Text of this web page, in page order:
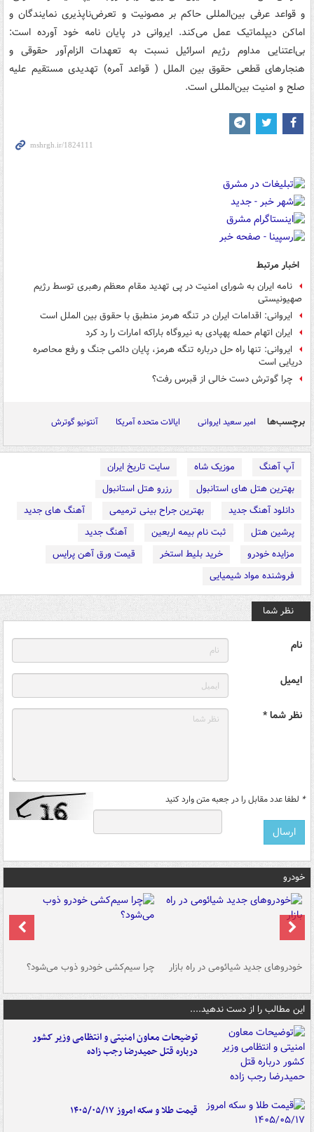
و قواعد عرفی بین‌المللی حاکم بر مصونیت و تعرض‌ناپذیری نمایندگان و
اماکن دیپلماتیک عمل می‌کند. ایروانی در پایان نامه خود آورده است:
بی‌اعتنایی مداوم رژیم اسرائیل نسبت به تعهدات الزام‌آور حقوقی و
هنجارهای قطعی حقوق بین الملل ( قواعد آمره) تهدیدی مستقیم علیه
صلح و امنیت بین‌المللی است.
اخبار مرتبط
نامه ایران به شورای امنیت در پی تهدید مقام معظم رهبری توسط رژیم
صهیونیستی
ایروانی: اقدامات ایران در تنگه هرمز منطبق با حقوق بین الملل است
ایران اتهام حمله پهپادی به نیروگاه باراکه امارات را رد کرد
ایروانی: تنها راه حل درباره تنگه هرمز، پایان دائمی جنگ و رفع محاصره
دریایی است
چرا گوترش دست خالی از قبرس رفت؟
برچسب‌ها امیر سعید ایروانی ایالات متحده آمریکا آنتونیو گوترش
آپ آهنگ موزیک شاه
سایت تاریخ ایران
بهترین هتل های استانبول
رزرو هتل استانبول
دانلود آهنگ جدید
بهترین جراح بینی ترمیمی
آهنگ های جدید
پرشین هتل
ثبت نام بیمه اربعین
آهنگ جدید
مزایده خودرو
خرید بلیط استخر
قیمت ورق آهن پرایس
فروشنده مواد شیمیایی
نظر شما
نام
ایمیل
نظر شما *
* لطفا عدد مقابل را در جعبه متن وارد کنید
خودرو
خودروهای جدید شیائومی در راه بازار چرا سیم‌کشی خودرو ذوب می‌شود؟
این مطالب را از دست ندهید....
توضیحات معاون امنیتی و انتظامی وزیر کشور
درباره قتل حمیدرضا رجب زاده
قیمت طلا و سکه امروز ۱۴۰۵/۰۵/۱۷